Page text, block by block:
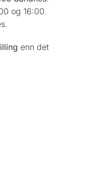
og 16:00.
enn det